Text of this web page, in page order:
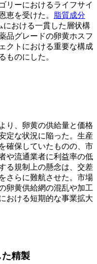
リーにおけるライフサイ
恵を受けた。
脂質成分
における一貫した層状構
品グレードの卵黄ホスフ
クトにおける重要な構成
ものにした。
り、卵黄の供給量と価格
定な状況に陥った。生産
確保していたものの、市
や流通業者に利益率の低
る規制上の懸念は、交差
さらに難航させた。市場
卵黄供給網の混乱や加工
おける短期的な事業拡大
精製